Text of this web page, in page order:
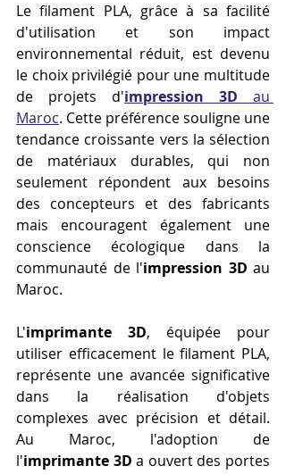
Le filament PLA, grâce à sa facilité
d'utilisation et son impact
environnemental réduit, est devenu
le choix privilégié pour une multitude
de projets d'impression 3D au
Maroc. Cette préférence souligne une
tendance croissante vers la sélection
de matériaux durables, qui non
seulement répondent aux besoins
des concepteurs et des fabricants
mais encouragent également une
conscience écologique dans la
communauté de l'impression 3D au
Maroc.
L'imprimante 3D, équipée pour
utiliser efficacement le filament PLA,
représente une avancée significative
dans la réalisation d'objets
complexes avec précision et détail.
Au Maroc, l'adoption de
l'imprimante 3D a ouvert des portes